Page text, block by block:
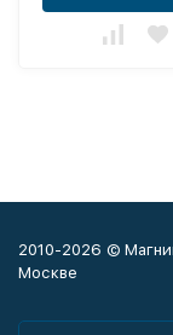
2010-2026 ©
Москве